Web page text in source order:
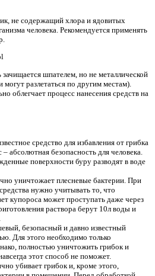
не содержащий хлора и ядовитых
человека. Рекомендуется применять
шпателем, но не металлической
разлетаться по другим местам).
облегчает процесс нанесения средств на
средство для избавления от грибка
абсолютная безопасность для человека.
поверхности буру разводят в воде
уничтожает плесневые бактерии. При
нужно учитывать то, что
купороса может проступать даже через
раствора берут 10л воды и
безопасный и давно известный
Для этого необходимо только
полностью уничтожить грибок и
этот способ не поможет.
убивает грибок и, кроме этого,